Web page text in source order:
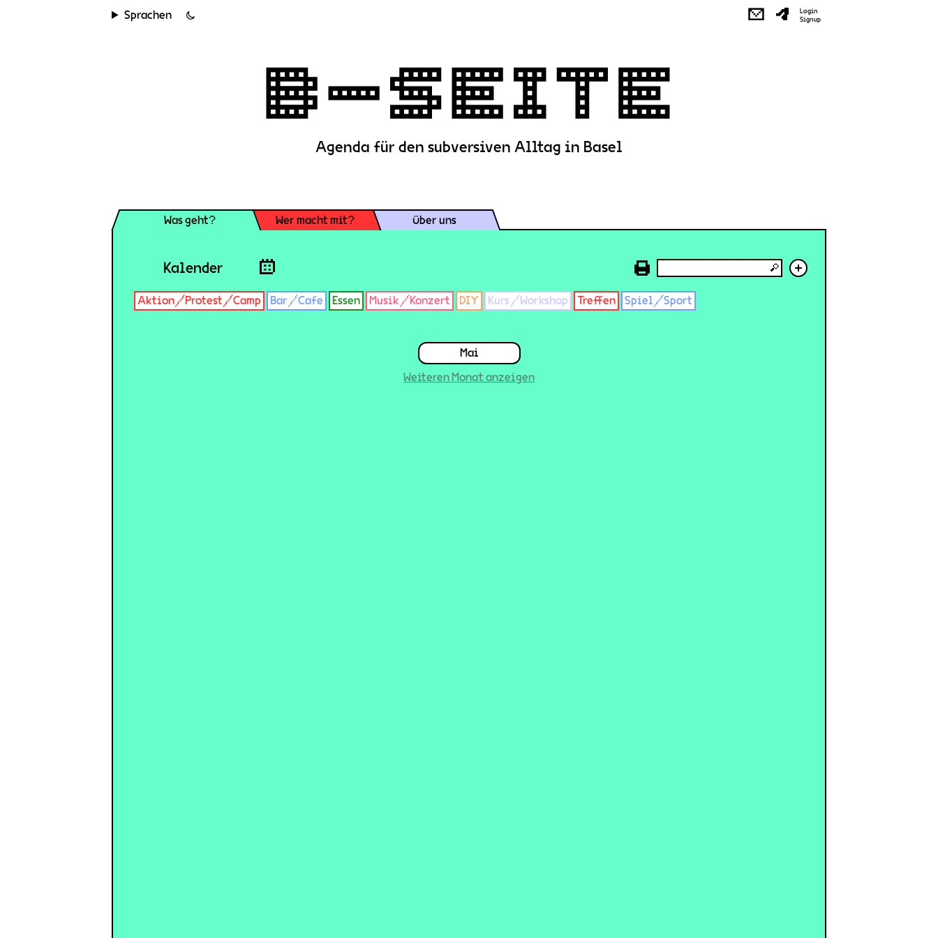
Sprachen ✉
Login
Signup
Agenda für den subversiven Alltag in Basel
Was geht? Wer macht mit? Über uns
Kalender +
Aktion/Protest/Camp Bar/Cafe Essen Musik/Konzert DIY Kurs/Workshop Treffen Spiel/Sport
Mai
Weiteren Monat anzeigen